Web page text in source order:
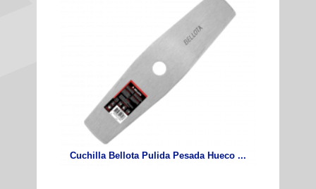
Cuchilla Bellota Pulida Pesada Hueco ...